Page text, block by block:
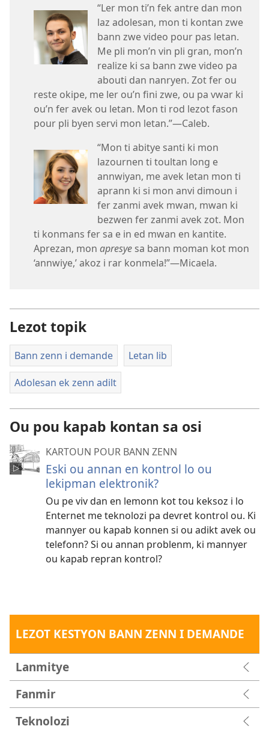
“Ler mon ti’n fek antre dan mon
laz adolesan, mon ti kontan zwe
bann zwe video pour pas letan.
Me pli mon’n vin pli gran, mon’n
realize ki sa bann zwe video pa
abouti dan nanryen. Zot fer ou
reste okipe, me ler ou’n fini zwe, ou pa vwar ki
ou’n fer avek ou letan. Mon ti rod lezot fason
pour pli byen servi mon letan.”​—Caleb.
“Mon ti abitye santi ki mon
lazournen ti toultan long e
annwiyan, me avek letan mon ti
aprann ki si mon anvi dimoun i
fer zanmi avek mwan, mwan ki
bezwen fer zanmi avek zot. Mon
ti konmans fer sa e in ed mwan en kantite.
Aprezan, mon apresye sa bann moman kot mon
‘annwiye,’ akoz i rar konmela!”​—Micaela.
Lezot topik
Bann zenn i demande Letan lib
Adolesan ek zenn adilt
Ou pou kapab kontan sa osi
KARTOUN POUR BANN ZENN
Eski ou annan en kontrol lo ou
lekipman elektronik?
Ou pe viv dan en lemonn kot tou keksoz i lo
Enternet me teknolozi pa devret kontrol ou. Ki
mannyer ou kapab konnen si ou adikt avek ou
telefonn? Si ou annan problenm, ki mannyer
ou kapab repran kontrol?
LEZOT KESTYON BANN ZENN I DEMANDE
Lanmitye
Fanmir
Teknolozi